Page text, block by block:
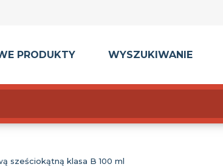
PRODUKTY WYSZUKIWANIE
sześciokątną klasa B 100 ml